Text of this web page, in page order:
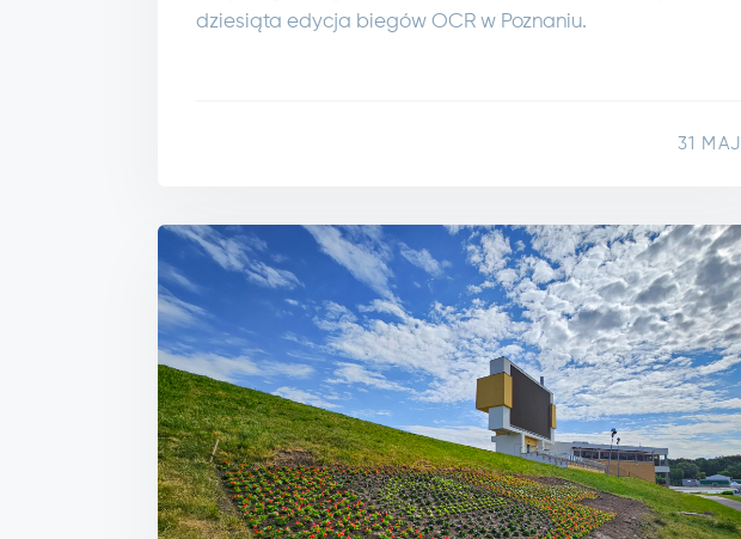
dziesiąta edycja biegów OCR w Poznaniu.
31 MAJ